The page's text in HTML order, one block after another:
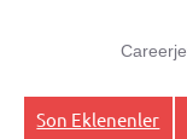
Son Eklenenler